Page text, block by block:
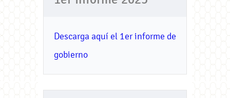
Descarga aquí el 1er informe de
gobierno